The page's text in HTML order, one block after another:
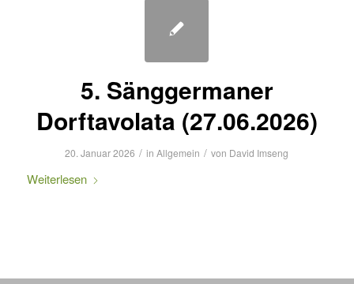
5. Sänggermaner
Dorftavolata (27.06.2026)
20. Januar 2026 / inAllgemein / von David Imseng
Weiterlesen